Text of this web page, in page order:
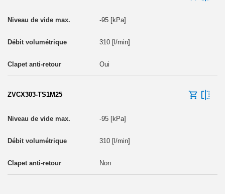
-95 [kPa]
310 [l/min]
Oui
ZVCX303-TS1M25
-95 [kPa]
310 [l/min]
Non